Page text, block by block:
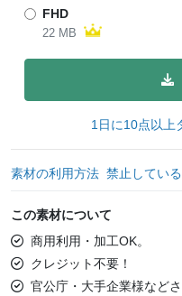
FHD
22 MB
1日に10点以上
素材の利用方法 禁止してい
この素材について
商用利用・加工OK。
クレジット不要！
官公庁・大手企業様など